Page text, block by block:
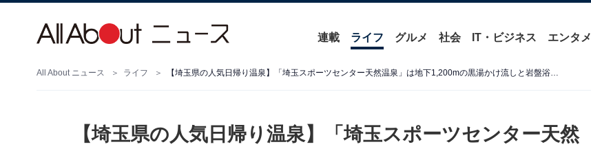
連載 ライフ グルメ 社会 IT・ビジネス エンタメ
All About ニュース ライフ 【埼玉県の人気日帰り温泉】「埼玉スポーツセンター天然温泉」は地下1,200mの黒湯かけ流しと岩盤浴が揃う複合施設
【埼玉県の人気日帰り温泉】「埼玉スポーツセンター天然